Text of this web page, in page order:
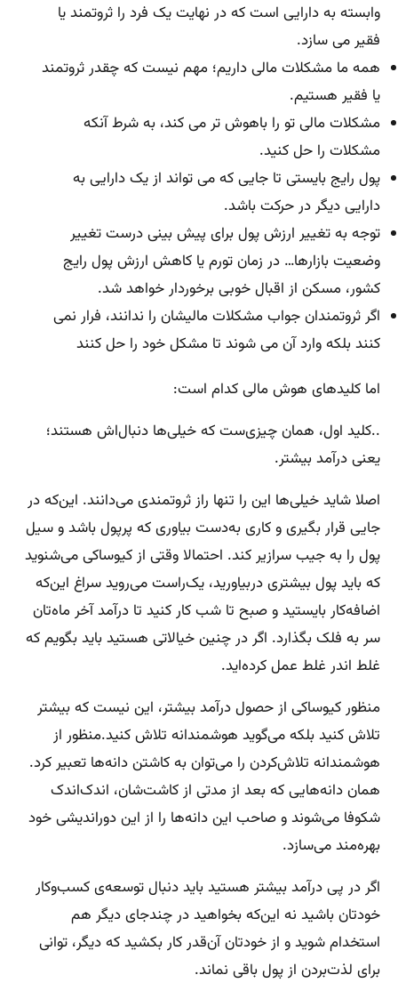
وابسته به دارایی است که در نهایت یک فرد را ثروتمند یا
فقیر می سازد.
همه ما مشکلات مالی داریم؛ مهم نیست که چقدر ثروتمند
یا فقیر هستیم.
مشکلات مالی تو را باهوش تر می کند، به شرط آنکه
مشکلات را حل کنید.
پول رایج بایستی تا جایی که می تواند از یک دارایی به
دارایی دیگر در حرکت باشد.
توجه به تغییر ارزش پول برای پیش بینی درست تغییر
وضعیت بازارها… در زمان تورم یا کاهش ارزش پول رایج
کشور، مسکن از اقبال خوبی برخوردار خواهد شد.
اگر ثروتمندان جواب مشکلات مالیشان را ندانند، فرار نمی
کنند بلکه وارد آن می شوند تا مشکل خود را حل کنند
اما کلیدهای هوش مالی کدام است:
..کلید اول، همان چیزی‌ست که خیلی‌ها دنبال‌اش هستند؛
یعنی درآمد بیشتر.
اصلا شاید خیلی‌ها این را تنها راز ثروتمندی می‌دانند. این‌که در
جایی قرار بگیری و کاری به‌دست بیاوری که پرپول باشد و سیل
پول را به جیب سرازیر کند. احتمالا وقتی از کیوساکی می‌شنوید
که باید پول بیشتری دربیاورید، یک‌راست می‌روید سراغ این‌که
اضافه‌کار بایستید و صبح تا شب کار کنید تا درآمد آخر ماه‌تان
سر به فلک بگذارد. اگر در چنین خیالاتی هستید باید بگویم که
غلط اندر غلط عمل کرده‌اید.
منظور کیوساکی از حصول درآمد بیشتر، این نیست که بیشتر
تلاش کنید بلکه می‌گوید هوشمندانه تلاش کنید.منظور از
هوشمندانه تلاش‌کردن را می‌توان به کاشتن دانه‌ها تعبیر کرد.
همان دانه‌هایی که بعد از مدتی از کاشت‌شان، اندک‌اندک
شکوفا می‌شوند و صاحب این دانه‌ها را از این دوراندیشی خود
بهره‌مند می‌سازد.
اگر در پی درآمد بیشتر هستید باید دنبال توسعه‌ی کسب‌وکار
خودتان باشید نه این‌که بخواهید در چندجای دیگر هم
استخدام شوید و از خودتان آن‌قدر کار بکشید که دیگر، توانی
برای لذت‌بردن از پول باقی نماند.